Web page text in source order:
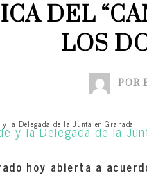
DEL
LOS
POR
la Delegada de la Junta en Granada
hoy abierta a